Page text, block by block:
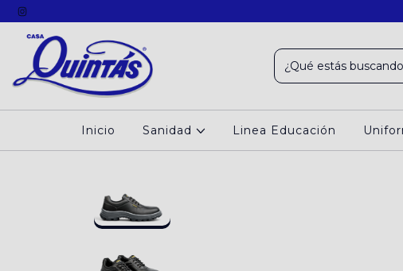
Inicio Sanidad Linea Educación